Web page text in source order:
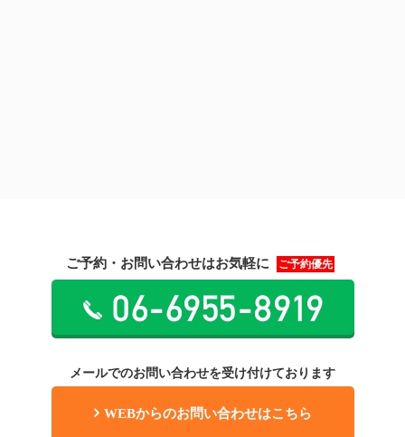
ご予約・お問い合わせはお気軽に ご予約優先
メールでのお問い合わせを受け付けております
WEBからのお問い合わせはこちら